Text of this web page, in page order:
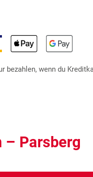
bezahlen, wenn du
– Parsberg